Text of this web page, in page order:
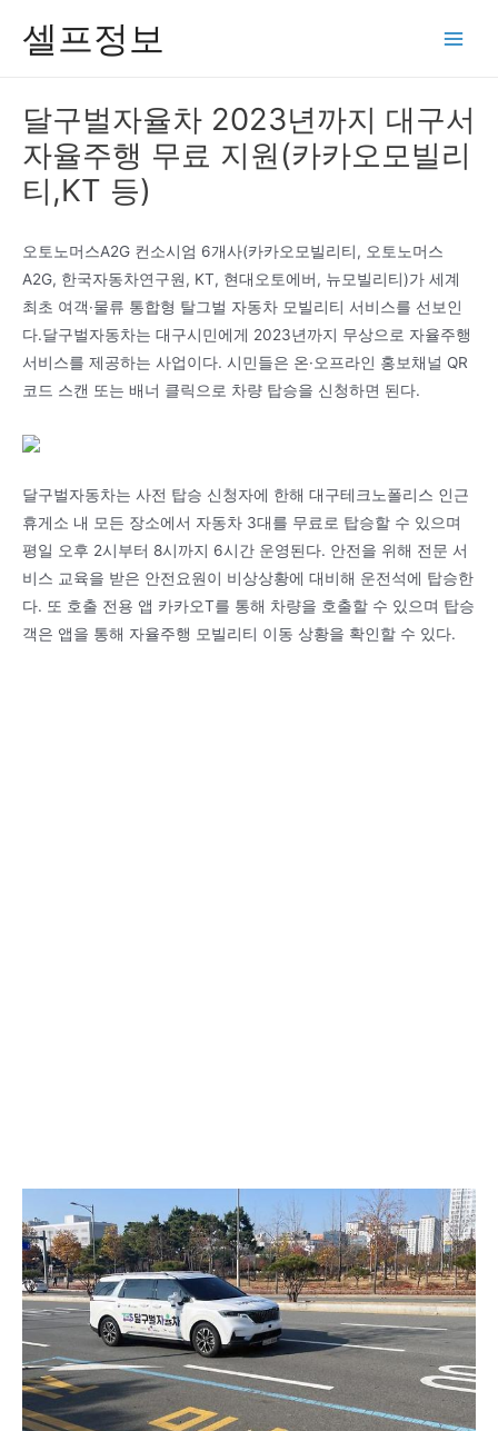
셀프정보
달구벌자율차 2023년까지 대구서
자율주행 무료 지원(카카오모빌리
티,KT 등)
오토노머스A2G 컨소시엄 6개사(카카오모빌리티, 오토노머스
A2G, 한국자동차연구원, KT, 현대오토에버, 뉴모빌리티)가 세계
최초 여객·물류 통합형 탈그벌 자동차 모빌리티 서비스를 선보인
다.달구벌자동차는 대구시민에게 2023년까지 무상으로 자율주행
서비스를 제공하는 사업이다. 시민들은 온·오프라인 홍보채널 QR
코드 스캔 또는 배너 클릭으로 차량 탑승을 신청하면 된다.
달구벌자동차는 사전 탑승 신청자에 한해 대구테크노폴리스 인근
휴게소 내 모든 장소에서 자동차 3대를 무료로 탑승할 수 있으며
평일 오후 2시부터 8시까지 6시간 운영된다. 안전을 위해 전문 서
비스 교육을 받은 안전요원이 비상상황에 대비해 운전석에 탑승한
다. 또 호출 전용 앱 카카오T를 통해 차량을 호출할 수 있으며 탑승
객은 앱을 통해 자율주행 모빌리티 이동 상황을 확인할 수 있다.